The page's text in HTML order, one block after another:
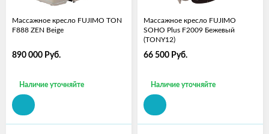
Массажное кресло FUJIMO TON
F888 ZEN Beige
890 000 Руб.
Наличие уточняйте
Массажное кресло FUJIMO
SOHO Plus F2009 Бежевый
(TONY12)
66 500 Руб.
Наличие уточняйте